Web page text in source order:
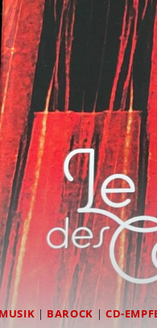
| BAROCK | CD-